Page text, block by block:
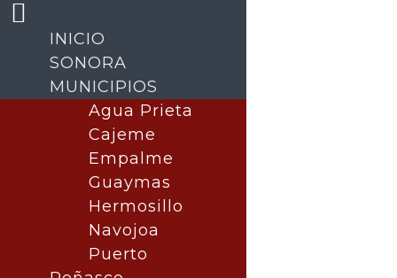
Buscar
INICIO
SONORA
MUNICIPIOS
Agua Prieta
Cajeme
Empalme
Guaymas
Hermosillo
Navojoa
Puerto